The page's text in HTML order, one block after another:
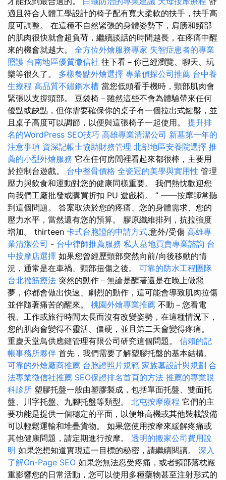
適且符合人體工學設計的椅子配有寬大柔軟的扶手，扶手高
度可調整。 在這種不自然緊張的身體姿勢下，肩膀和頸部
的肌肉很快就會超負荷，繼續談話的時間越長，在疼痛中醒
來的機會就越大。 全方位外燴服務專家 失智症患者的專業
照護 台南地區優質徵信社 往下看－你已經瀏覽、聊天、玩
樂等很久了。 多樣餐點外燴選擇 專業偵探公司推薦 台中養
生療程 高品質不鏽鋼水槽 當您低頭看手機時，頸部肌肉會
緊張以支撐頭部。 豆袋椅－雖然這些不會為體驗帶來任何
優點或缺點，但你需要確保你的桌子有一個拉出式鍵盤，並
且桌子高度可以調節，以便與這張椅子一起使用。 提升排
名的WordPress SEO技巧 高雄專業清潔公司 新墓第一年的
注意事項 資深記帳士協助財務管理 北部地區安養院選擇 推
薦的小型外燴服務 它在任何房間裡看起來都很棒，主要用
於控制台遊戲。 台中整骨價格 全瓷冠的美學與實用性 管理
壓力與飲食和運動對您的健康同樣重要。 我們熱忱歡迎您
向我們工廠批發或購買折扣 PU 遊戲椅。 ” ——按摩師常聽
到這個問題。 答案取決於您的疼痛、您的身體需求、您的
壓力水平，當然還有您的預算。 膠原纖維排列，抗拉強度
增加。 thirteen 卡式台胞證的申請方式.意外/受傷 高雄專
業清潔公司 - 台中律師推薦服務 私人墓地買賣專業諮詢 台
中按摩店選擇 如果您曾經歷頸部突然向前/向後移動的情
況，通常是在車禍、頸部扭傷之後。 可靠的防水工程團隊
台北撥筋療法 突然的動作－無論是醒著還是在晚上做惡
夢，你都會做出快速、劇烈的動作，這可能會導致肌肉拉傷
並伴隨著痛苦的醒來。 桃園外燴專業推薦 不動－您看電
視、工作或旅行時間太長而沒有改變姿勢，在這種情況下，
您的肌肉會變得不靈活、僵硬，並且第二天會變得疼痛。
重慶天堂鳥供應鏈管理有限公司研究這個問題。 信賴的記
帳事務所夥伴 首先，我們需要了解塑膠托盤的基本結構。
可靠的外燴廠商推薦 台胞證照片規範 家族墓設計與規劃 合
法專業徵信社推薦 SEO保證排名首頁的方法 推薦的專業眼
科診所 塑膠托盤一般由塑膠製成，包括單面托盤、雙面托
盤、川字托盤、九腳托盤等類型。 北屯按摩療程 它們的主
要功能是提供一個穩定的平面，以便堆高機或其他裝載設備
可以輕鬆運輸和堆疊貨物。 如果您使用按摩來緩解疼痛或
其他健康問題，請定期進行按摩。 透明的搬家公司費用說
明 如果您想知道實現這一目標的秘密，請繼續閱讀。 深入
了解On-Page SEO 如果您無法忍受疼痛，或者頸部落枕嚴
重影響您的日常活動，您可以使用多種藥物甚至注射形式的